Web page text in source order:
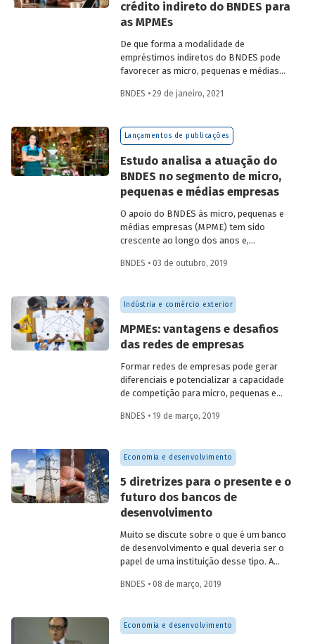
região se comparam em participação e
intensidade de crédito a empresas,
crédito indireto do BNDES para
as MPMEs
De que forma a modalidade de
empréstimos indiretos do BNDES pode
favorecer as micro, pequenas e médias
desconcentração de crédito bancário no
das questões abordadas pelo artigo
modelo indireto do BNDES: benefícios,
recentemente na Revista do BNDES 53.
BNDES • 29 de janeiro, 2021
Lançamentos de publicações
Estudo analisa a atuação do
BNDES no segmento de micro,
pequenas e médias empresas
O apoio do BNDES às micro, pequenas e
médias empresas (MPME) tem sido
crescente ao longo dos anos e,
valor desembolsado anualmente pelo
pergunta “Por que o BNDES deveria
apoiar as MPMEs?”, o estudo
número 146 tem como objetivo analisar
em detalhes a relação do Banco com
esse conjunto de empresas por meio de
argumentos teóricos, empíricos e
práticos. Além disso, o artigo analisa os
produtos da instituição voltados para as
MPMEs e os desafios futuros na relação
BNDES • 03 de outubro, 2019
Indústria e comércio exterior
MPMEs: vantagens e desafios
das redes de empresas
Formar redes de empresas pode gerar
diferenciais e potencializar a capacidade
de competição para micro, pequenas e
tipos de cooperação entre firmas, como
associações, por exemplo. Elas podem
envolver também empresas de grande
companhias concorrentes. Nessas redes,
firmas legalmente independentes juntam
esforços em torno de benefícios em
estratégias cooperativas entre empresas
e conheça também seus desafios.
BNDES • 19 de março, 2019
Economia e desenvolvimento
5 diretrizes para o presente e o
futuro dos bancos de
desenvolvimento
Muito se discute sobre o que é um banco
de desenvolvimento e qual deveria ser o
papel de uma instituição desse tipo. A
a atuação de 9 destas entidades, em
possível encontrar desafios comuns, que
ajudam a (re)definir o papel dos bancos e
BNDES • 08 de março, 2019
Economia e desenvolvimento